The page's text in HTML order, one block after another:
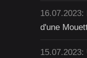
16.07.2023:
d'une
15.07.2023: